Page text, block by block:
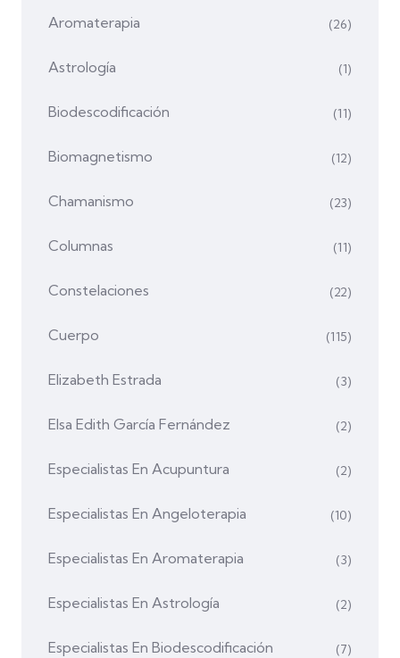
Aromaterapia (26)
Astrología (1)
Biodescodificación (11)
Biomagnetismo (12)
Chamanismo (23)
Columnas (11)
Constelaciones (22)
Cuerpo (115)
Elizabeth Estrada (3)
Elsa Edith García Fernández (2)
Especialistas En Acupuntura (2)
Especialistas En Angeloterapia (10)
Especialistas En Aromaterapia (3)
Especialistas En Astrología (2)
Especialistas En Biodescodificación (7)